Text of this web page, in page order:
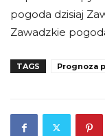
pogoda dzisiaj
Zawadzkie
TAGS Prognoza